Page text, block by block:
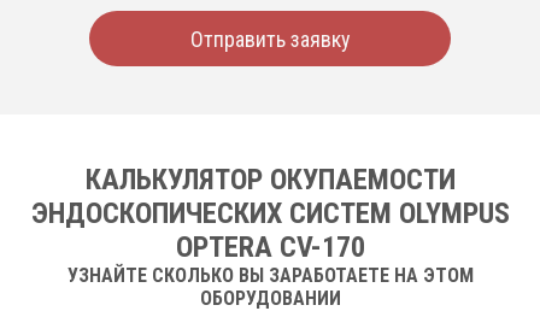
Отправить заявку
КАЛЬКУЛЯТОР ОКУПАЕМОСТИ
ЭНДОСКОПИЧЕСКИХ СИСТЕМ OLYMPUS
OPTERA CV-170
УЗНАЙТЕ СКОЛЬКО ВЫ ЗАРАБОТАЕТЕ НА ЭТОМ
ОБОРУДОВАНИИ